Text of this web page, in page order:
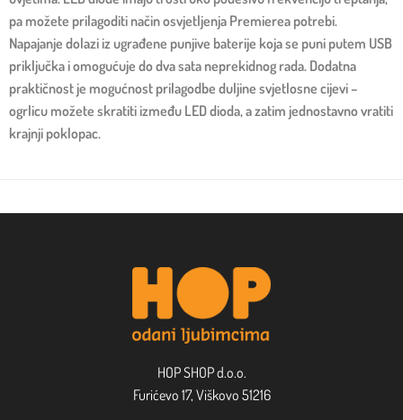
pa možete prilagoditi način osvjetljenja Premierea potrebi.
Napajanje dolazi iz ugrađene punjive baterije koja se puni putem USB
priključka i omogućuje do dva sata neprekidnog rada. Dodatna
praktičnost je mogućnost prilagodbe duljine svjetlosne cijevi –
ogrlicu možete skratiti između LED dioda, a zatim jednostavno vratiti
krajnji poklopac.
HOP SHOP d.o.o.
Furićevo 17, Viškovo 51216